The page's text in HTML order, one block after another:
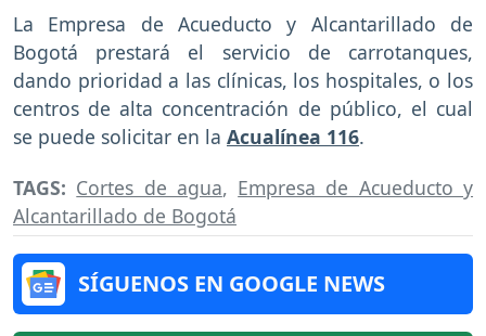
La Empresa de Acueducto y Alcantarillado de
Bogotá prestará el servicio de carrotanques,
dando prioridad a las clínicas, los hospitales, o los
centros de alta concentración de público, el cual
se puede solicitar en la Acualínea 116.
TAGS: Cortes de agua, Empresa de Acueducto y
Alcantarillado de Bogotá
SÍGUENOS EN GOOGLE NEWS